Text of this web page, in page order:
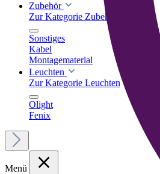
Zubehör
Zur Kategorie Zubehör
Sonstiges
Kabel
Montagematerial
Leuchten
Zur Kategorie Leuchten
Olight
Fenix
Menü